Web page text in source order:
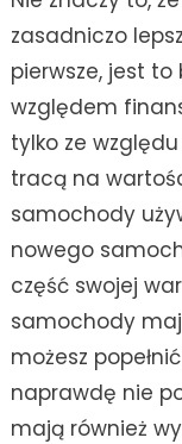
zasadniczo
pierwsze, jest to
względem
tylko ze
tracą na
samochody
nowego
część swojej
samochody
możesz
naprawdę nie
mają również